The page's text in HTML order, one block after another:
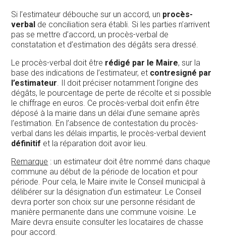
Si l’estimateur débouche sur un accord, un procès-
verbal de conciliation sera établi. Si les parties n’arrivent
pas se mettre d’accord, un procès-verbal de
constatation et d’estimation des dégâts sera dressé.
Le procès-verbal doit être rédigé par le Maire, sur la
base des indications de l’estimateur, et contresigné par
l’estimateur . Il doit préciser notamment l’origine des
dégâts, le pourcentage de perte de récolte et si possible
le chiffrage en euros. Ce procès-verbal doit enfin être
déposé à la mairie dans un délai d’une semaine après
l’estimation. En l’absence de contestation du procès-
verbal dans les délais impartis, le procès-verbal devient
définitif et la réparation doit avoir lieu.
Remarque : un estimateur doit être nommé dans chaque
commune au début de la période de location et pour
période. Pour cela, le Maire invite le Conseil municipal à
délibérer sur la désignation d’un estimateur. Le Conseil
devra porter son choix sur une personne résidant de
manière permanente dans une commune voisine. Le
Maire devra ensuite consulter les locataires de chasse
pour accord.